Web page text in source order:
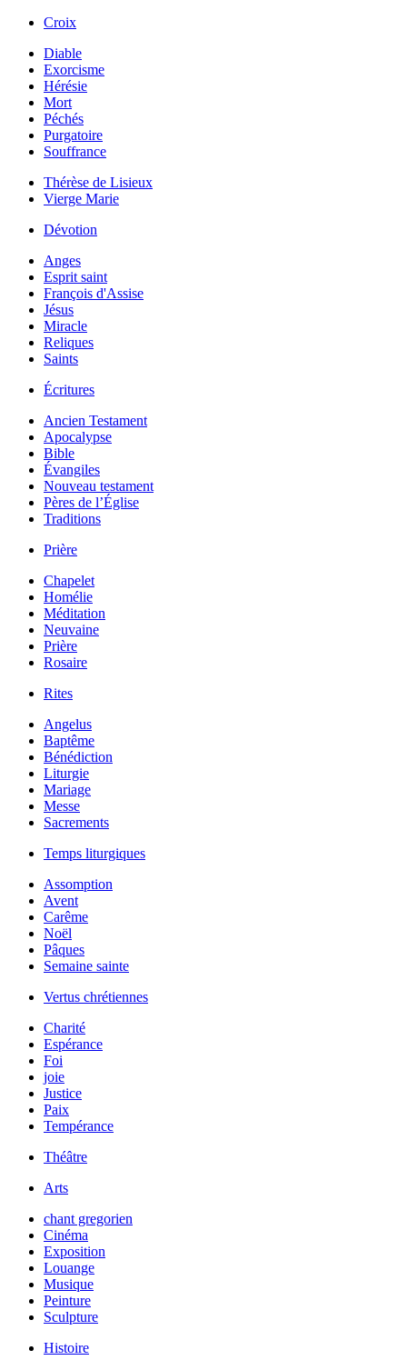
Croix
Diable
Exorcisme
Hérésie
Mort
Péchés
Purgatoire
Souffrance
Thérèse de Lisieux
Vierge Marie
Dévotion
Anges
Esprit saint
François d'Assise
Jésus
Miracle
Reliques
Saints
Écritures
Ancien Testament
Apocalypse
Bible
Évangiles
Nouveau testament
Pères de l’Église
Traditions
Prière
Chapelet
Homélie
Méditation
Neuvaine
Prière
Rosaire
Rites
Angelus
Baptême
Bénédiction
Liturgie
Mariage
Messe
Sacrements
Temps liturgiques
Assomption
Avent
Carême
Noël
Pâques
Semaine sainte
Vertus chrétiennes
Charité
Espérance
Foi
joie
Justice
Paix
Tempérance
Théâtre
Arts
chant gregorien
Cinéma
Exposition
Louange
Musique
Peinture
Sculpture
Histoire